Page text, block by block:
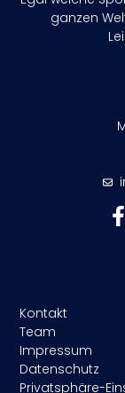
ganzen
Kontakt
Team
Impressum
Datenschutz
Privatsphäre-